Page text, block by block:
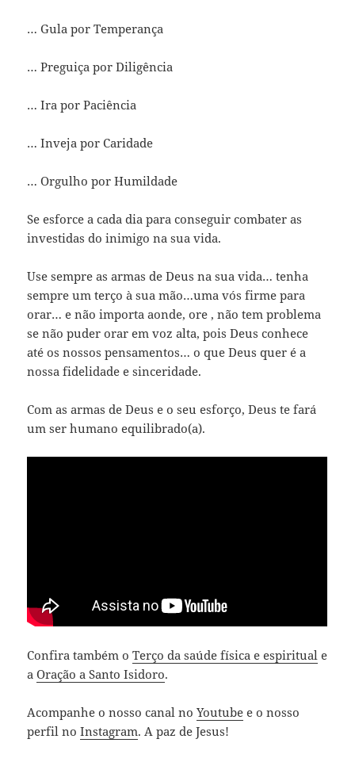
… Gula por Temperança
… Preguiça por Diligência
… Ira por Paciência
… Inveja por Caridade
… Orgulho por Humildade
Se esforce a cada dia para conseguir combater as
investidas do inimigo na sua vida.
Use sempre as armas de Deus na sua vida… tenha
sempre um terço à sua mão…uma vós firme para
orar… e não importa aonde, ore , não tem problema
se não puder orar em voz alta, pois Deus conhece
até os nossos pensamentos… o que Deus quer é a
nossa fidelidade e sinceridade.
Com as armas de Deus e o seu esforço, Deus te fará
um ser humano equilibrado(a).
Confira também oTerço da saúde física e espiritual e
aOração a Santo Isidoro.
Acompanhe o nosso canal noYoutube e o nosso
perfil noInstagram. A paz de Jesus!